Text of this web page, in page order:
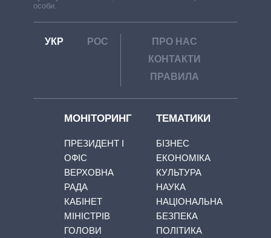
особи.
УКР РОС
ПРО НАС
КОНТАКТИ
ПРАВИЛА
МОНІТОРИНГ
ПРЕЗИДЕНТ І
ОФІС
ВЕРХОВНА
РАДА
КАБІНЕТ
МІНІСТРІВ
ГОЛОВИ
ТЕМАТИКИ
БІЗНЕС
ЕКОНОМІКА
КУЛЬТУРА
НАУКА
НАЦІОНАЛЬНА
БЕЗПЕКА
ПОЛІТИКА